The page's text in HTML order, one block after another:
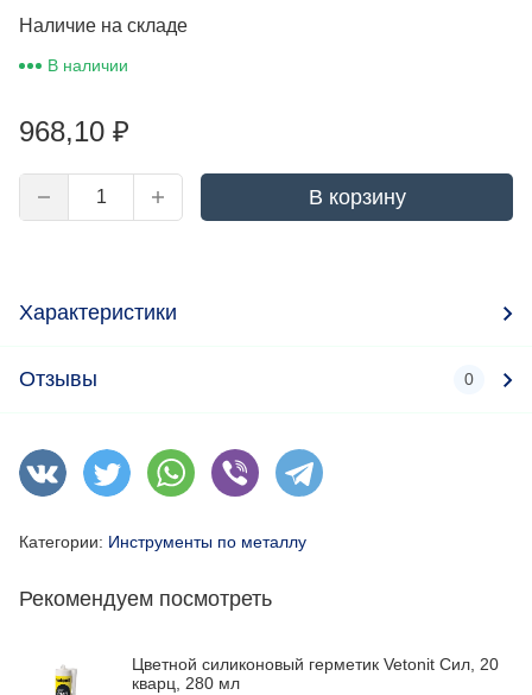
Наличие на складе
В наличии
968,10 ₽
В корзину
Характеристики
Отзывы 0
Категории: Инструменты по металлу
Рекомендуем посмотреть
Цветной силиконовый герметик Vetonit Сил, 20
кварц, 280 мл